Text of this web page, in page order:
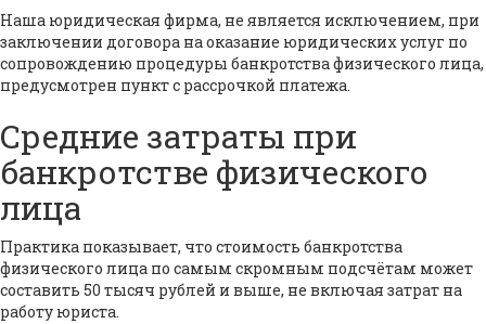
Наша юридическая фирма, не является исключением, при
заключении договора на оказание юридических услуг по
сопровождению процедуры банкротства физического лица,
предусмотрен пункт с рассрочкой платежа.
Средние затраты при
банкротстве физического
лица
Практика показывает, что стоимость банкротства
физического лица по самым скромным подсчётам может
составить 50 тысяч рублей и выше, не включая затрат на
работу юриста.